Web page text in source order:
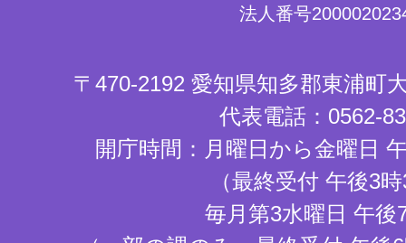
法人番号
〒470-2192 愛知県知多郡東浦町
代表電話：0562-
開庁時間：月曜日から金曜日
（最終受付 午後3
毎月第3水曜日 午後